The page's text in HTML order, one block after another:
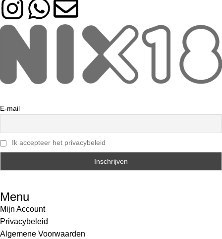
E-mail
Ik accepteer het privacybeleid
Menu
Mijn Account
Privacybeleid
Algemene Voorwaarden